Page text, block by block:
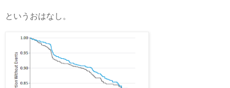
というおはなし。